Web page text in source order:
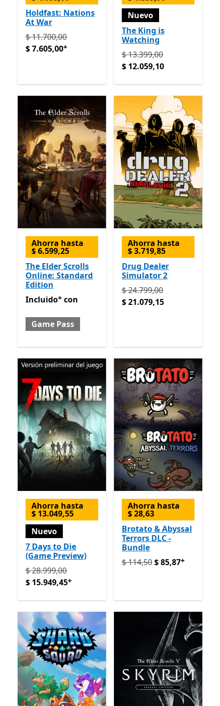
Holdfast: Nations
At War
Originalmente $ 11.700,00 ahora $ 7.605,00
$ 11.700,00
$ 7.605,00+
Nuevo
The King is
Watching
Originalmente $
$ 13.399,00
$ 12.059,10
Ahorra hasta
$ 6.599,25
The Elder Scrolls
Online: Standard
Edition
Incluido con Game Pass
Ofrece compras dentro de
Incluido+ con
Game Pass
Ahorra hasta
$ 3.719,85
Drug Dealer
Simulator 2
Originalmente $
$ 24.799,00
$ 21.079,15
Ahorra hasta
$ 13.049,55
Nuevo
7 Days to Die
(Game Preview)
Originalmente $ 28.999,00 ahora $ 15.949,45
$ 28.999,00
$ 15.949,45+
Ahorra hasta
$ 28,63
Brotato & Abyssal
Terrors DLC -
Bundle
Originalmente $ 114,50
$ 114,50$ 85,87+